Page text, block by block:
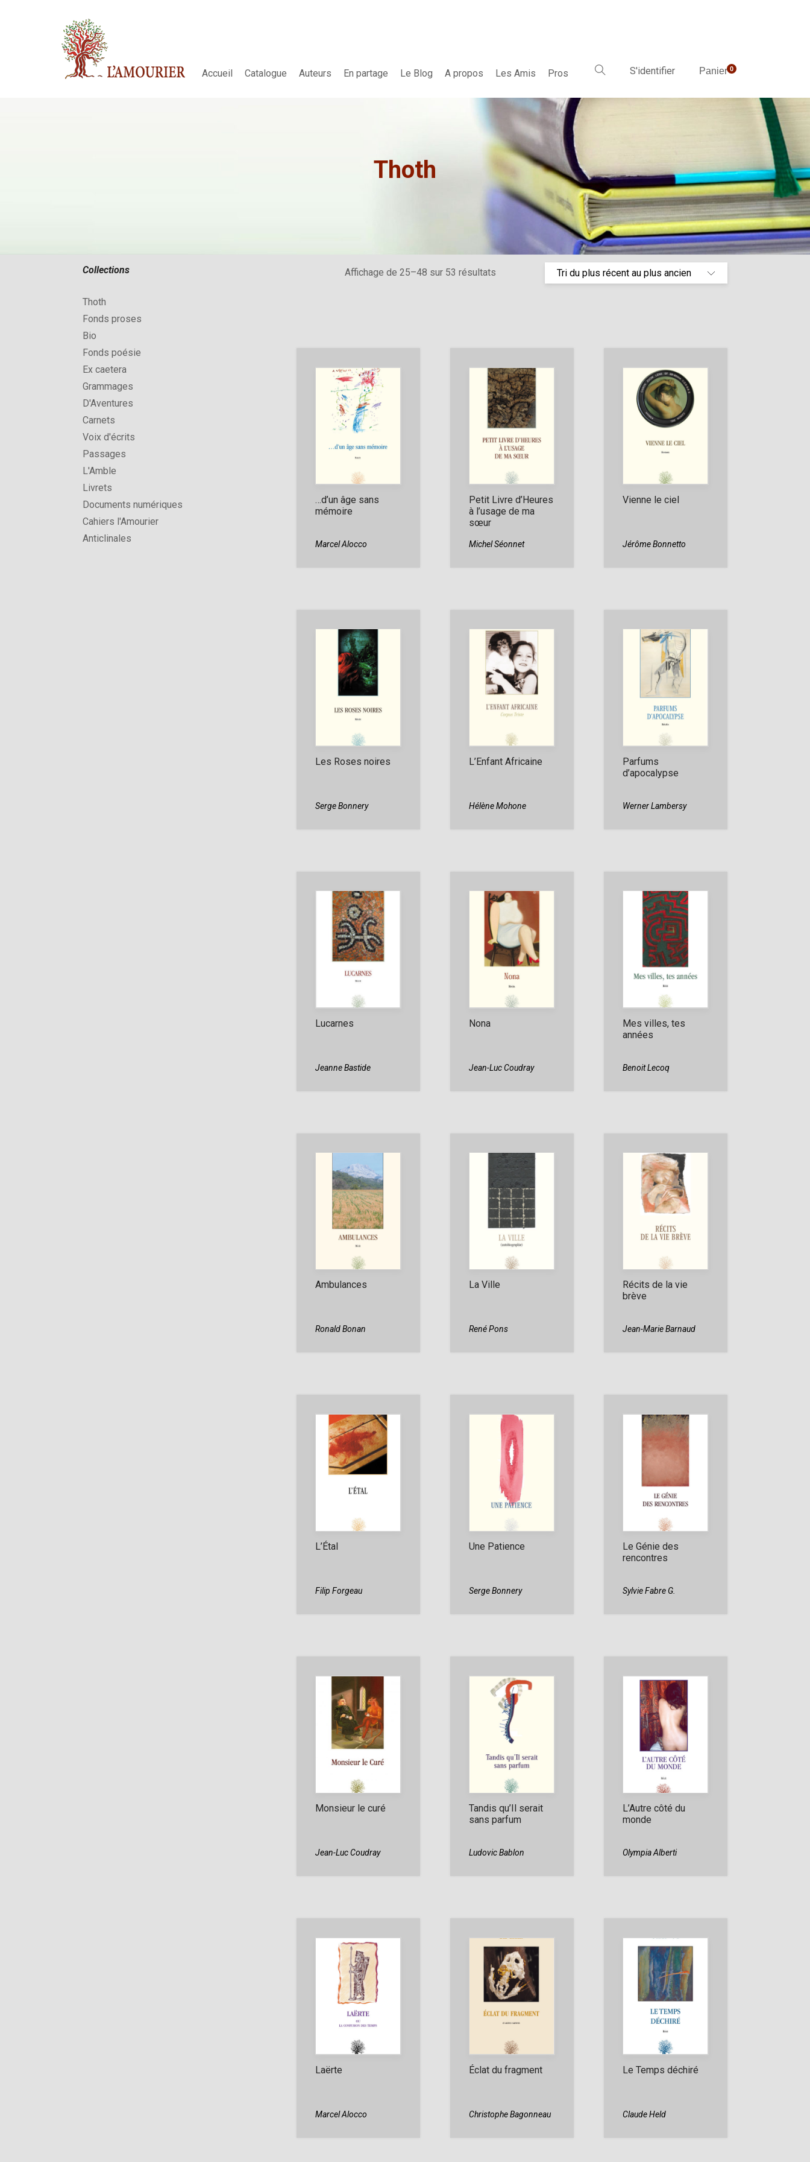
Accueil Catalogue Auteurs En partage Le Blog A propos Les Amis Pros S'identifier Panier0
Thoth
Collections
Thoth
Fonds proses
Bio
Fonds poésie
Ex caetera
Grammages
D'Aventures
Carnets
Voix d'écrits
Passages
L'Amble
Livrets
Documents numériques
Cahiers l'Amourier
Anticlinales
Affichage de 25–48 sur 53 résultats
…d’un âge sans
mémoire
Marcel Alocco
Petit Livre d’Heures
à l’usage de ma
sœur
Michel Séonnet
Vienne le ciel
Jérôme Bonnetto
Les Roses noires
Serge Bonnery
L’Enfant Africaine
Hélène Mohone
Parfums
d’apocalypse
Werner Lambersy
Lucarnes
Jeanne Bastide
Nona
Jean-Luc Coudray
Mes villes, tes
années
Benoit Lecoq
Ambulances
Ronald Bonan
La Ville
René Pons
Récits de la vie
brève
Jean-Marie Barnaud
L’Étal
Filip Forgeau
Une Patience
Serge Bonnery
Le Génie des
rencontres
Sylvie Fabre G.
Monsieur le curé
Jean-Luc Coudray
Tandis qu’Il serait
sans parfum
Ludovic Bablon
L’Autre côté du
monde
Olympia Alberti
Laërte
Marcel Alocco
Éclat du fragment
Christophe Bagonneau
Le Temps déchiré
Claude Held